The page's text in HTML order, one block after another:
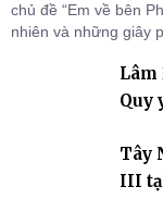
chủ đề “Em về bên
nhiên và những giây
Tháp). Những tuần
trang quý báu, gieo
Lâm
Quy
Tây
III